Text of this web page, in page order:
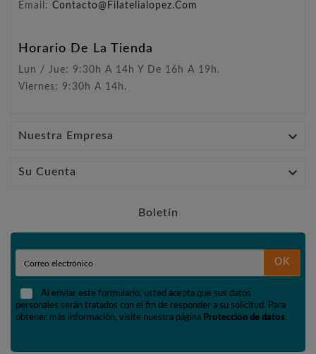
Email: Contacto@filatelialopez.com
Horario De La Tienda
Lun / Jue: 9:30h A 14h Y De 16h A 19h.
Viernes: 9:30h A 14h.
Nuestra Empresa 
Su Cuenta 
Boletín
OK
Al enviar este formulario, usted acepta que sus datos
personales serán tratados con el fin de responder a su solicitud. Para
obtener más información, visite nuestra página Protección de datos.